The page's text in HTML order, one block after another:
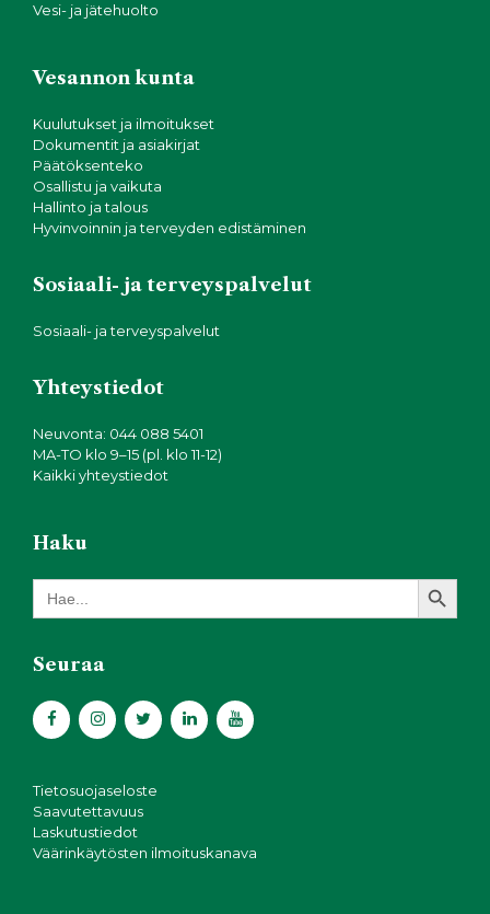
Vesi- ja jätehuolto
Vesannon kunta
Kuulutukset ja ilmoitukset
Dokumentit ja asiakirjat
Päätöksenteko
Osallistu ja vaikuta
Hallinto ja talous
Hyvinvoinnin ja terveyden edistäminen
Sosiaali- ja terveyspalvelut
Sosiaali- ja terveyspalvelut
Yhteystiedot
Neuvonta: 044 088 5401
MA-TO klo 9–15 (pl. klo 11-12)
Kaikki yhteystiedot
Haku
Search
for:
Search Button
Seuraa
Tietosuojaseloste
Saavutettavuus
Laskutustiedot
Väärinkäytösten ilmoituskanava